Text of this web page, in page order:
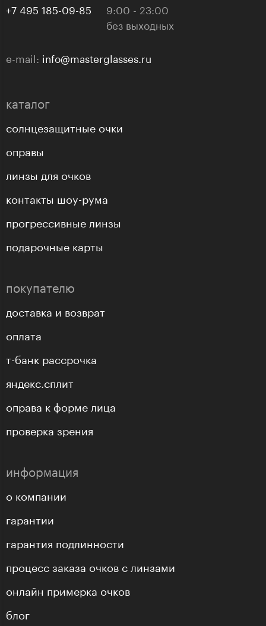
+7 495 185-09-85
9:00 - 23:00
без выходных
e-mail: info@masterglasses.ru
каталог
солнцезащитные очки
оправы
линзы для очков
контакты шоу-рума
прогрессивные линзы
подарочные карты
покупателю
доставка и возврат
оплата
т-банк рассрочка
яндекс.сплит
оправа к форме лица
проверка зрения
информация
о компании
гарантии
гарантия подлинности
процесс заказа очков с линзами
онлайн примерка очков
блог